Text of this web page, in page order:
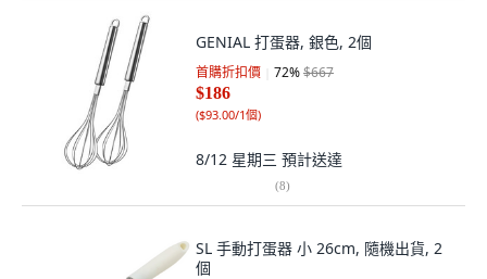
GENIAL 打蛋器, 銀色, 2個
首購折扣價 72%$667
$186
($93.00/1個)
8/12 星期三 預計送達
(8)
SL 手動打蛋器 小 26cm, 隨機出貨, 2
個